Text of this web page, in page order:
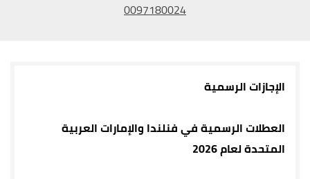
0097180024
الإجازات الرسمية
العطلات الرسمية في فنلندا والإمارات العربية
المتحدة لعام 2026